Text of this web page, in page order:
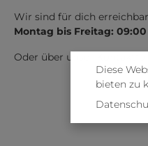
Wir sind für dich
Montag bis Freitag: 09:00
Oder über unser
Diese
bieten zu